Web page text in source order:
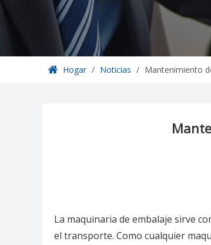
Hogar / Noticias / Mantenimiento
La maquinaria de embalaje sirve
el transporte. Como cualquier